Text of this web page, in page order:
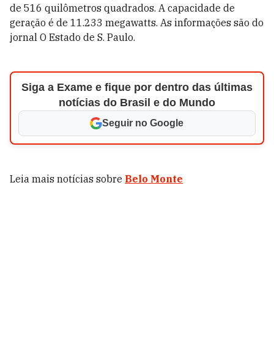
de 516 quilômetros quadrados. A capacidade de
geração é de 11.233 megawatts. As informações são do
jornal O Estado de S. Paulo.
Siga a Exame e fique por dentro das últimas
notícias do Brasil e do Mundo
Seguir no Google
Leia mais notícias sobre Belo Monte